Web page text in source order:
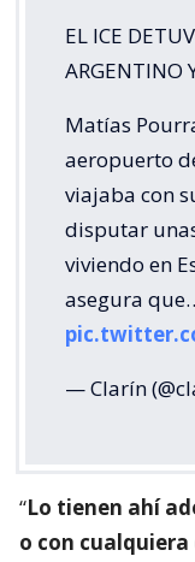
EL ICE
ARGENTINO
Matías
aeropuerto
viajaba con
disputar
viviendo en
asegura
— Clarín
“Lo tienen ahí
o con